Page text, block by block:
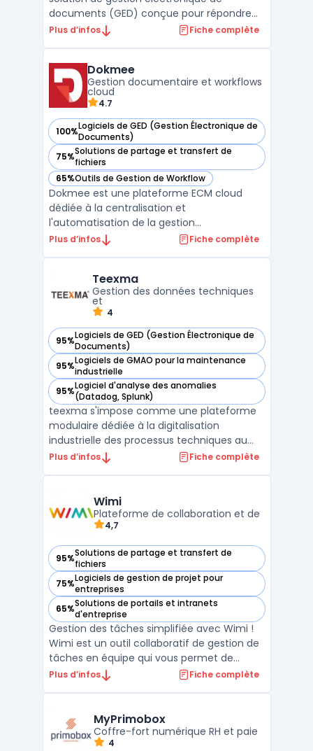
documents (GED) conçue pour répondre
aux besoins des entreprises en matière de
stocker, classer et retrouver facilement les
documents grâce à une int ...
Plus d’infos Fiche complète
Dokmee
Gestion documentaire et workflows
cloud
4.7
100%Logiciels de GED (Gestion Électronique de
Documents)
— voir Dokmee dans cette catégorie
75%Solutions de partage et transfert de
fichiers
— voir Dokmee dans cette catégorie
65%Outils de Gestion de Workflow
— voir Dokmee dans cette catégorie
Dokmee est une plateforme ECM cloud
dédiée à la centralisation et
l'automatisation de la gestion
documentaire pour les organisations multi-
documents, capture illimitée avec OCR 134
langues et indexation bas ...
Plus d’infos Fiche complète
Teexma
Gestion des données techniques
et
4
95%Logiciels de GED (Gestion Électronique de
Documents)
— voir Teexma dans cette catégorie
95%Logiciels de GMAO pour la maintenance
industrielle
— voir Teexma dans cette catégorie
95%Logiciel d'analyse des anomalies
(Datadog, Splunk)
— voir Teexma dans cette catégorie
teexma s'impose comme une plateforme
modulaire dédiée à la digitalisation
industrielle des processus techniques au
sein des entreprises de pointe. Cette
complexes tout au long du cycle de vie des
produits. En unifiant les ...
Plus d’infos Fiche complète
Wimi
Plateforme de collaboration et de
4,7
95%Solutions de partage et transfert de
fichiers
— voir Wimi dans cette catégorie
75%Logiciels de gestion de projet pour
entreprises
— voir Wimi dans cette catégorie
65%Solutions de portails et intranets
d'entreprise
— voir Wimi dans cette catégorie
Gestion des tâches simplifiée avec Wimi !
Wimi est un outil collaboratif de gestion de
tâches en équipe qui vous permet de
travailler plus rapidement et plus
tâches à des membres de votre équipe et
suivre leur progression ...
Plus d’infos Fiche complète
MyPrimobox
Coffre-fort numérique RH et paie
4